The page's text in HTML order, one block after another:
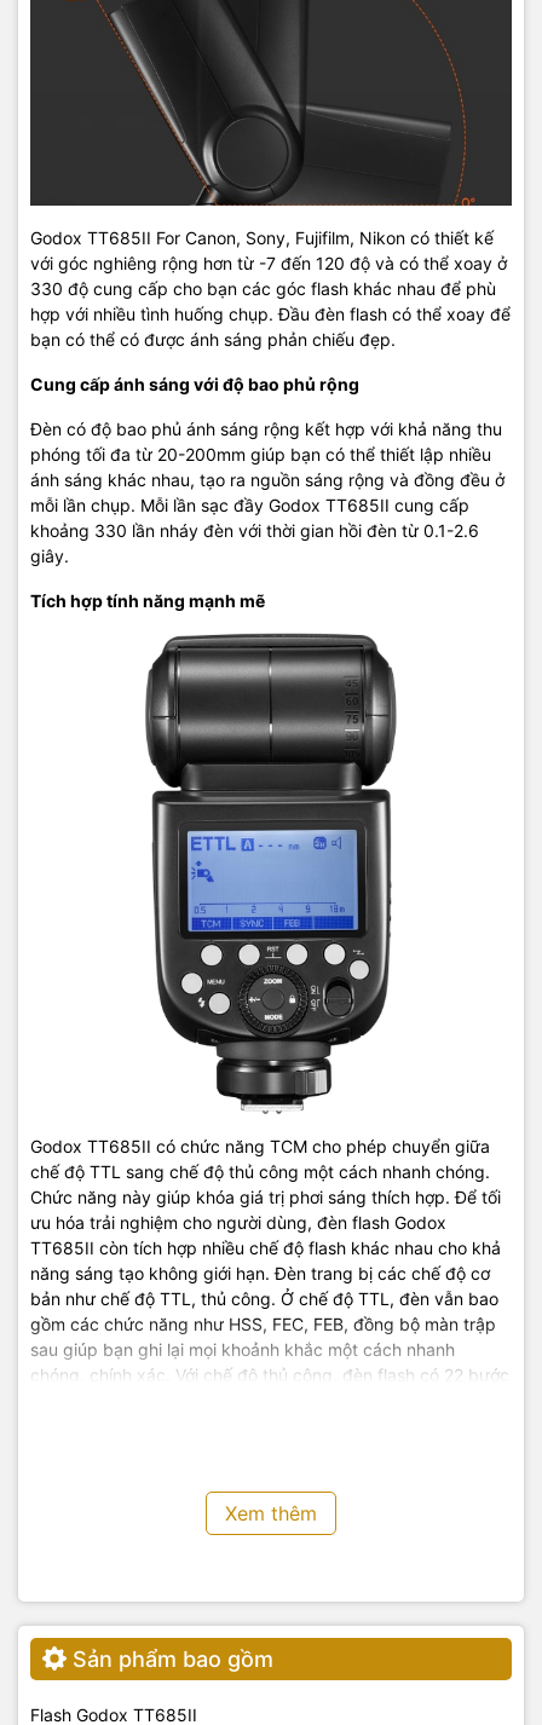
Godox TT685II For Canon, Sony, Fujifilm, Nikon có thiết kế
với góc nghiêng rộng hơn từ -7 đến 120 độ và có thể xoay ở
330 độ cung cấp cho bạn các góc flash khác nhau để phù
hợp với nhiều tình huống chụp. Đầu đèn flash có thể xoay để
bạn có thể có được ánh sáng phản chiếu đẹp.
Cung cấp ánh sáng với độ bao phủ rộng
Đèn có độ bao phủ ánh sáng rộng kết hợp với khả năng thu
phóng tối đa từ 20-200mm giúp bạn có thể thiết lập nhiều
ánh sáng khác nhau, tạo ra nguồn sáng rộng và đồng đều ở
mỗi lần chụp. Mỗi lần sạc đầy Godox TT685II cung cấp
khoảng 330 lần nháy đèn với thời gian hồi đèn từ 0.1-2.6
giây.
Tích hợp tính năng mạnh mẽ
Godox TT685II có chức năng TCM cho phép chuyển giữa
chế độ TTL sang chế độ thủ công một cách nhanh chóng.
Chức năng này giúp khóa giá trị phơi sáng thích hợp. Để tối
ưu hóa trải nghiệm cho người dùng, đèn flash Godox
TT685II còn tích hợp nhiều chế độ flash khác nhau cho khả
năng sáng tạo không giới hạn. Đèn trang bị các chế độ cơ
bản như chế độ TTL, thủ công. Ở chế độ TTL, đèn vẫn bao
gồm các chức năng như HSS, FEC, FEB, đồng bộ màn trập
sau giúp bạn ghi lại mọi khoảnh khắc một cách nhanh
chóng, chính xác. Với chế độ thủ công, đèn flash có 22 bước
Xem thêm
Sản phẩm bao gồm
Flash Godox TT685II